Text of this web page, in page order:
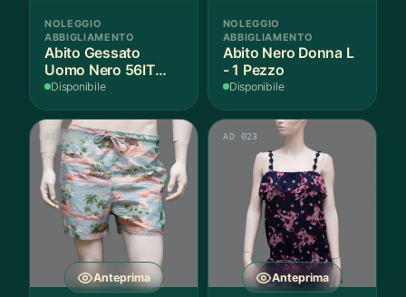
NOLEGGIO
ABBIGLIAMENTO
Abito Gessato
Uomo Nero 56IT
Lana - 1 Pezzo
Disponibile
NOLEGGIO
ABBIGLIAMENTO
Abito Nero Donna L
- 1 Pezzo
Disponibile
Anteprima
AS 011
Anteprima
AD 023